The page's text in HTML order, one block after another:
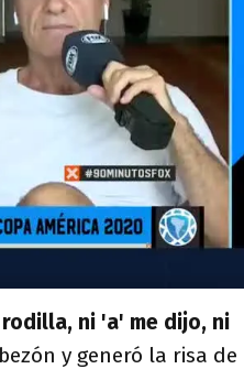
ni 'a' me dijo, ni
y generó la risa de